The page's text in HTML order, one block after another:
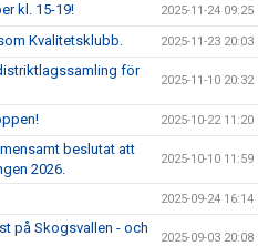
kl. 15-19! 2025-11-24 09:25
Kvalitetsklubb. 2025-11-23 20:03
för
2025-11-10 20:32
2025-10-22 11:20
beslutat att
2026.
2025-10-10 11:59
2025-09-24 16:14
på Skogsvallen - och
2025-09-03 20:08